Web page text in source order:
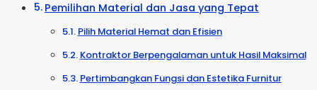
Pemilihan Material dan Jasa yang Tepat
Pilih Material Hemat dan Efisien
Kontraktor Berpengalaman untuk Hasil Maksimal
Pertimbangkan Fungsi dan Estetika Furnitur